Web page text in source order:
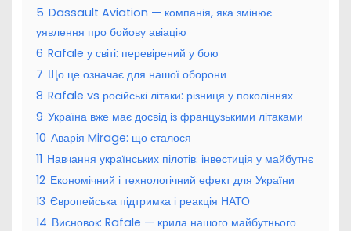
5 Dassault Aviation — компанія, яка змінює
уявлення про бойову авіацію
6 Rafale у світі: перевірений у бою
7 Що це означає для нашої оборони
8 Rafale vs російські літаки: різниця у поколіннях
9 Україна вже має досвід із французькими літаками
10 Аварія Mirage: що сталося
11 Навчання українських пілотів: інвестиція у майбутнє
12 Економічний і технологічний ефект для України
13 Європейська підтримка і реакція НАТО
14 Висновок: Rafale — крила нашого майбутнього